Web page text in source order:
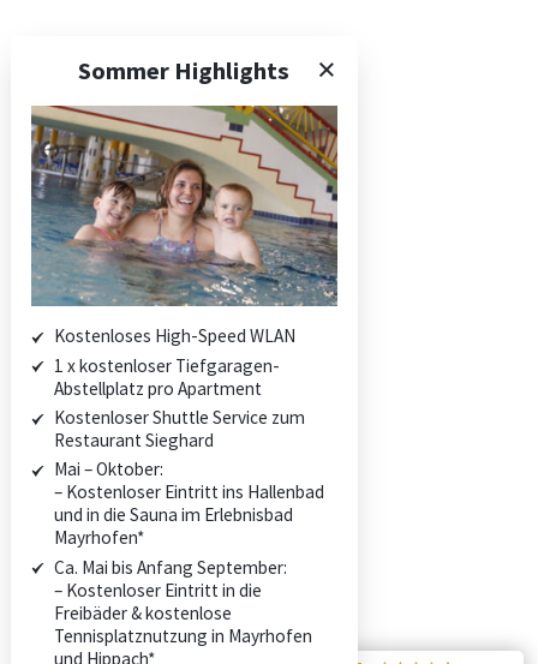
Sommer Highlights
Kostenloses High-Speed WLAN
1 x kostenloser Tiefgaragen-
Abstellplatz pro Apartment
Kostenloser Shuttle Service zum
Restaurant Sieghard
Mai – Oktober:
– Kostenloser Eintritt ins Hallenbad
und in die Sauna im Erlebnisbad
Mayrhofen*
Ca. Mai bis Anfang September:
– Kostenloser Eintritt in die
Freibäder & kostenlose
Tennisplatznutzung in Mayrhofen
und Hippach*
Leistungen und Services
Stornobedingungen
Du schaust aber guat aus!
Zillertaler Sommerfreuden
Tiroler Winterwunderland
We are Family
ANFRAGEN
BUCHEN
KONTAKT
ANFRAGEN
BUCHEN
KONTAKT